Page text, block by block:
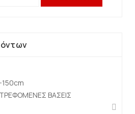
ΒΑΣΕΙΣ